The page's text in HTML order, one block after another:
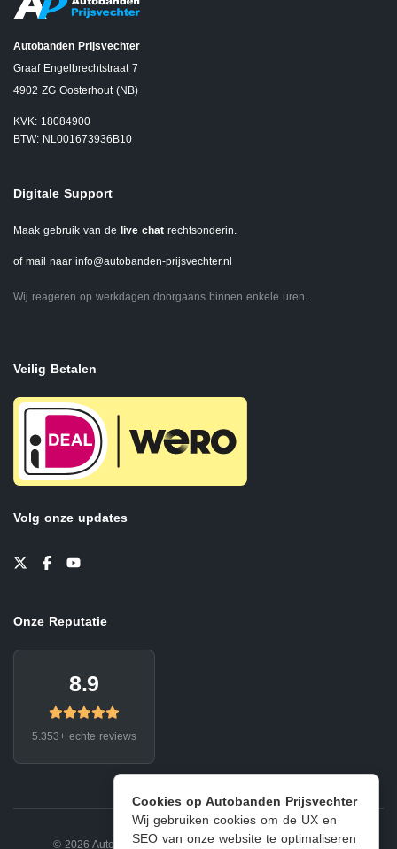
Cookies op Autobanden Prijsvechter
Wij gebruiken cookies om de UX en
SEO van onze website te optimaliseren
Autobanden Prijsvechter
Graaf Engelbrechtstraat 7
4902 ZG Oosterhout (NB)
KVK: 18084900
BTW: NL001673936B10
Digitale Support
Maak gebruik van de live chat rechtsonderin.
of mail naar info@autobanden-prijsvechter.nl
Wij reageren op werkdagen doorgaans binnen enkele uren.
Veilig Betalen
Volg onze updates
Onze Reputatie
8.9
5.353+ echte reviews
© 2026 Autobanden Prijsvechter. Privacy | Voorwaarden